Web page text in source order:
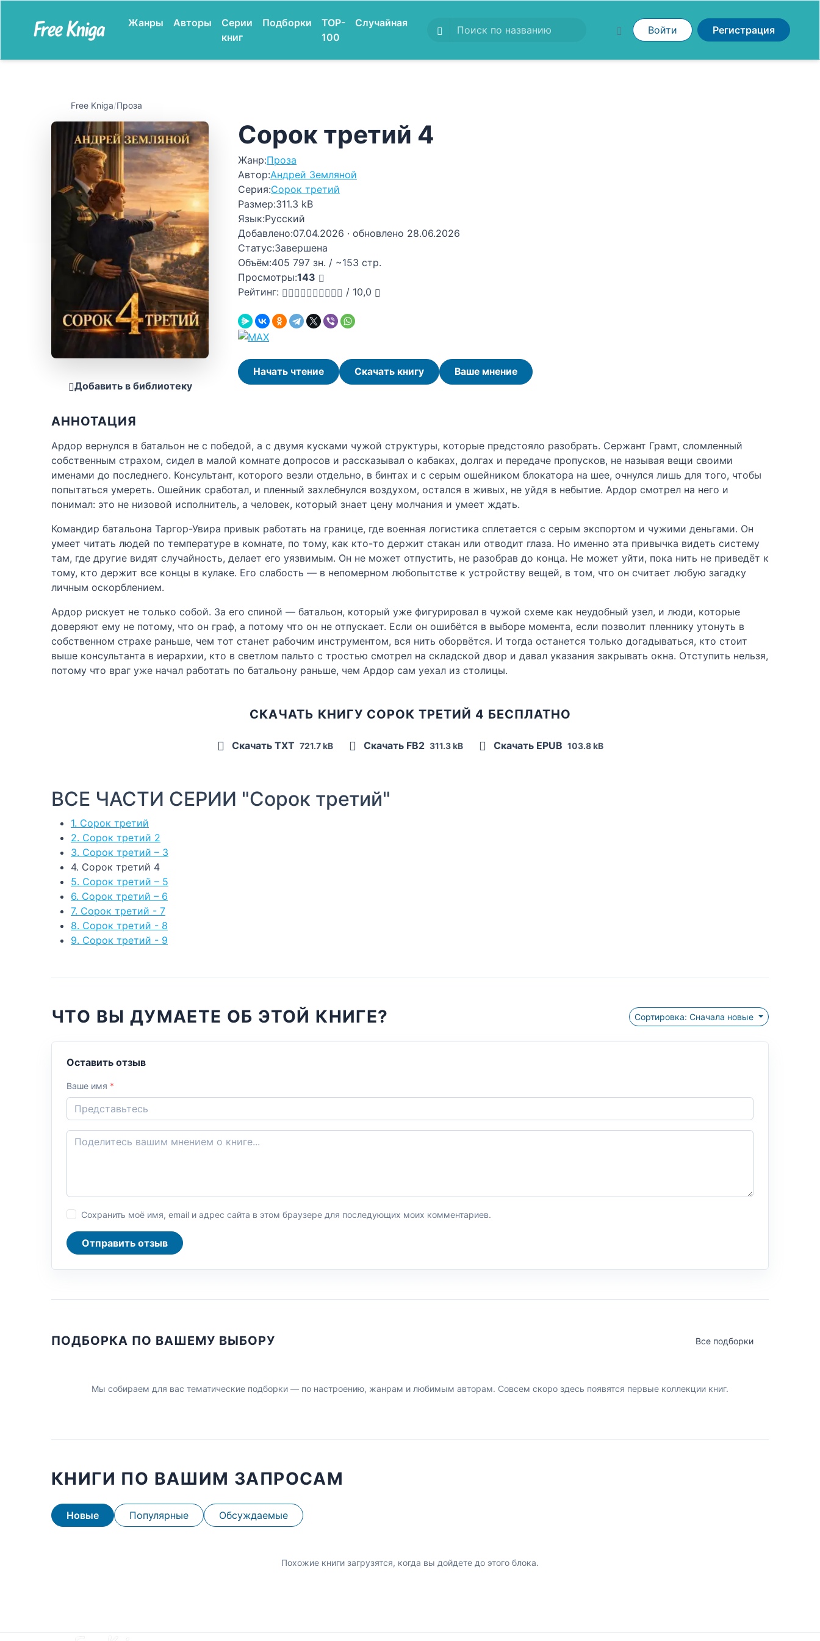
Жанры Авторы
Серии
книг
Подборки
TOP-
100
Случайная
Войти Регистрация
Free Kniga/Проза
Добавить в библиотеку
Сорок третий 4
Жанр:Проза
Автор:Андрей Земляной
Серия:Сорок третий
Размер:311.3 kB
Язык:Русский
Добавлено:07.04.2026 · обновлено 28.06.2026
Статус:Завершена
Объём:405 797 зн. / ~153 стр.
Просмотры:143
Рейтинг:
/ 10,0
Начать чтение Скачать книгу Ваше мнение
АННОТАЦИЯ
Ардор вернулся в батальон не с победой, а с двумя кусками чужой структуры, которые предстояло разобрать. Сержант Грамт, сломленный
собственным страхом, сидел в малой комнате допросов и рассказывал о кабаках, долгах и передаче пропусков, не называя вещи своими
именами до последнего. Консультант, которого везли отдельно, в бинтах и с серым ошейником блокатора на шее, очнулся лишь для того, чтобы
попытаться умереть. Ошейник сработал, и пленный захлебнулся воздухом, остался в живых, не уйдя в небытие. Ардор смотрел на него и
понимал: это не низовой исполнитель, а человек, который знает цену молчания и умеет ждать.
Командир батальона Таргор-Увира привык работать на границе, где военная логистика сплетается с серым экспортом и чужими деньгами. Он
умеет читать людей по температуре в комнате, по тому, как кто-то держит стакан или отводит глаза. Но именно эта привычка видеть систему
там, где другие видят случайность, делает его уязвимым. Он не может отпустить, не разобрав до конца. Не может уйти, пока нить не приведёт к
тому, кто держит все концы в кулаке. Его слабость — в непомерном любопытстве к устройству вещей, в том, что он считает любую загадку
личным оскорблением.
Ардор рискует не только собой. За его спиной — батальон, который уже фигурировал в чужой схеме как неудобный узел, и люди, которые
доверяют ему не потому, что он граф, а потому что он не отпускает. Если он ошибётся в выборе момента, если позволит пленнику утонуть в
собственном страхе раньше, чем тот станет рабочим инструментом, вся нить оборвётся. И тогда останется только догадываться, кто стоит
выше консультанта в иерархии, кто в светлом пальто с тростью смотрел на складской двор и давал указания закрывать окна. Отступить нельзя,
потому что враг уже начал работать по батальону раньше, чем Ардор сам уехал из столицы.
СКАЧАТЬ КНИГУ СОРОК ТРЕТИЙ 4 БЕСПЛАТНО
Скачать TXT 721.7 kB Скачать FB2 311.3 kB Скачать EPUB 103.8 kB
ВСЕ ЧАСТИ СЕРИИ "Сорок третий"
1. Сорок третий
2. Сорок третий 2
3. Сорок третий – 3
4. Сорок третий 4
5. Сорок третий – 5
6. Сорок третий – 6
7. Сорок третий - 7
8. Сорок третий - 8
9. Сорок третий - 9
ЧТО ВЫ ДУМАЕТЕ ОБ ЭТОЙ КНИГЕ? Сортировка: Сначала новые
Оставить отзыв
Ваше имя *
Сохранить моё имя, email и адрес сайта в этом браузере для последующих моих комментариев.
Отправить отзыв
ПОДБОРКА ПО ВАШЕМУ ВЫБОРУ Все подборки
Мы собираем для вас тематические подборки — по настроению, жанрам и любимым авторам. Совсем скоро здесь появятся первые коллекции книг.
КНИГИ ПО ВАШИМ ЗАПРОСАМ
Новые Популярные Обсуждаемые
Похожие книги загрузятся, когда вы дойдете до этого блока.